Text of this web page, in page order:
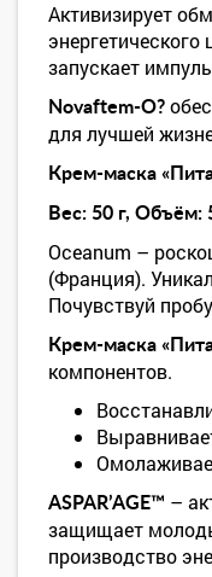
Активизирует
запускает
Novaftem-O?
для лучшей
Крем-маска
Вес: 50 г, Объём:
Oceanum –
(Франция).
Почувствуй
Крем-маска
компонентов.
ASPAR’AGE™ –
защищает
производство